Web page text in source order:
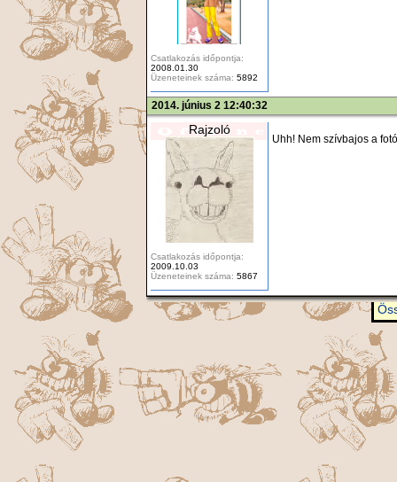
Csatlakozás időpontja:
2008.01.30
Üzeneteinek száma: 5892
2014. június 2 12:40:32
Rajzoló
Csatlakozás időpontja:
2009.10.03
Üzeneteinek száma: 5867
Uhh! Nem szívbajos a